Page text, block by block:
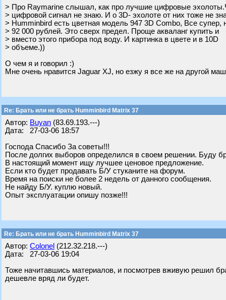
> Про Raymarine слышал, как про лучшие цифровые
> цифровой сигнал не знаю. И о 3D- эхолоте от них тоже не
> Humminbird есть цветная модель 947 3D Сombo, Все супер,
> 92 000 рублей. Это сверх предел. Проще акваланг купить и
> вместо этого прибора под воду. И картинка в цвете и в 10D
> объеме.))
О чем я и говорил :)
Мне очень нравится Jaguar XJ, но езжу я все же на другой
Re: Брать или не брать Humminbird Matrix 37
Автор: Buyan (83.69.193.---)
Дата: 27-03-06 18:57
Господа Спасибо За советы!!!
После долгих выборов определился в своем решении. Буду
В настоящий момент ищу лучшее ценовое предложение.
Если кто будет продавать Б/У стуканите на форум.
Время на поиски не более 2 недель от данного сообщения.
Не найду Б/У. куплю новый.
Опыт эксплуатации опишу позже!!!
Re: Брать или не брать Humminbird Matrix 37
Автор: Colonel (212.32.218.---)
Дата: 27-03-06 19:04
Тоже начитавшись материалов, и посмотрев вживую решил
дешевле вряд ли будет.